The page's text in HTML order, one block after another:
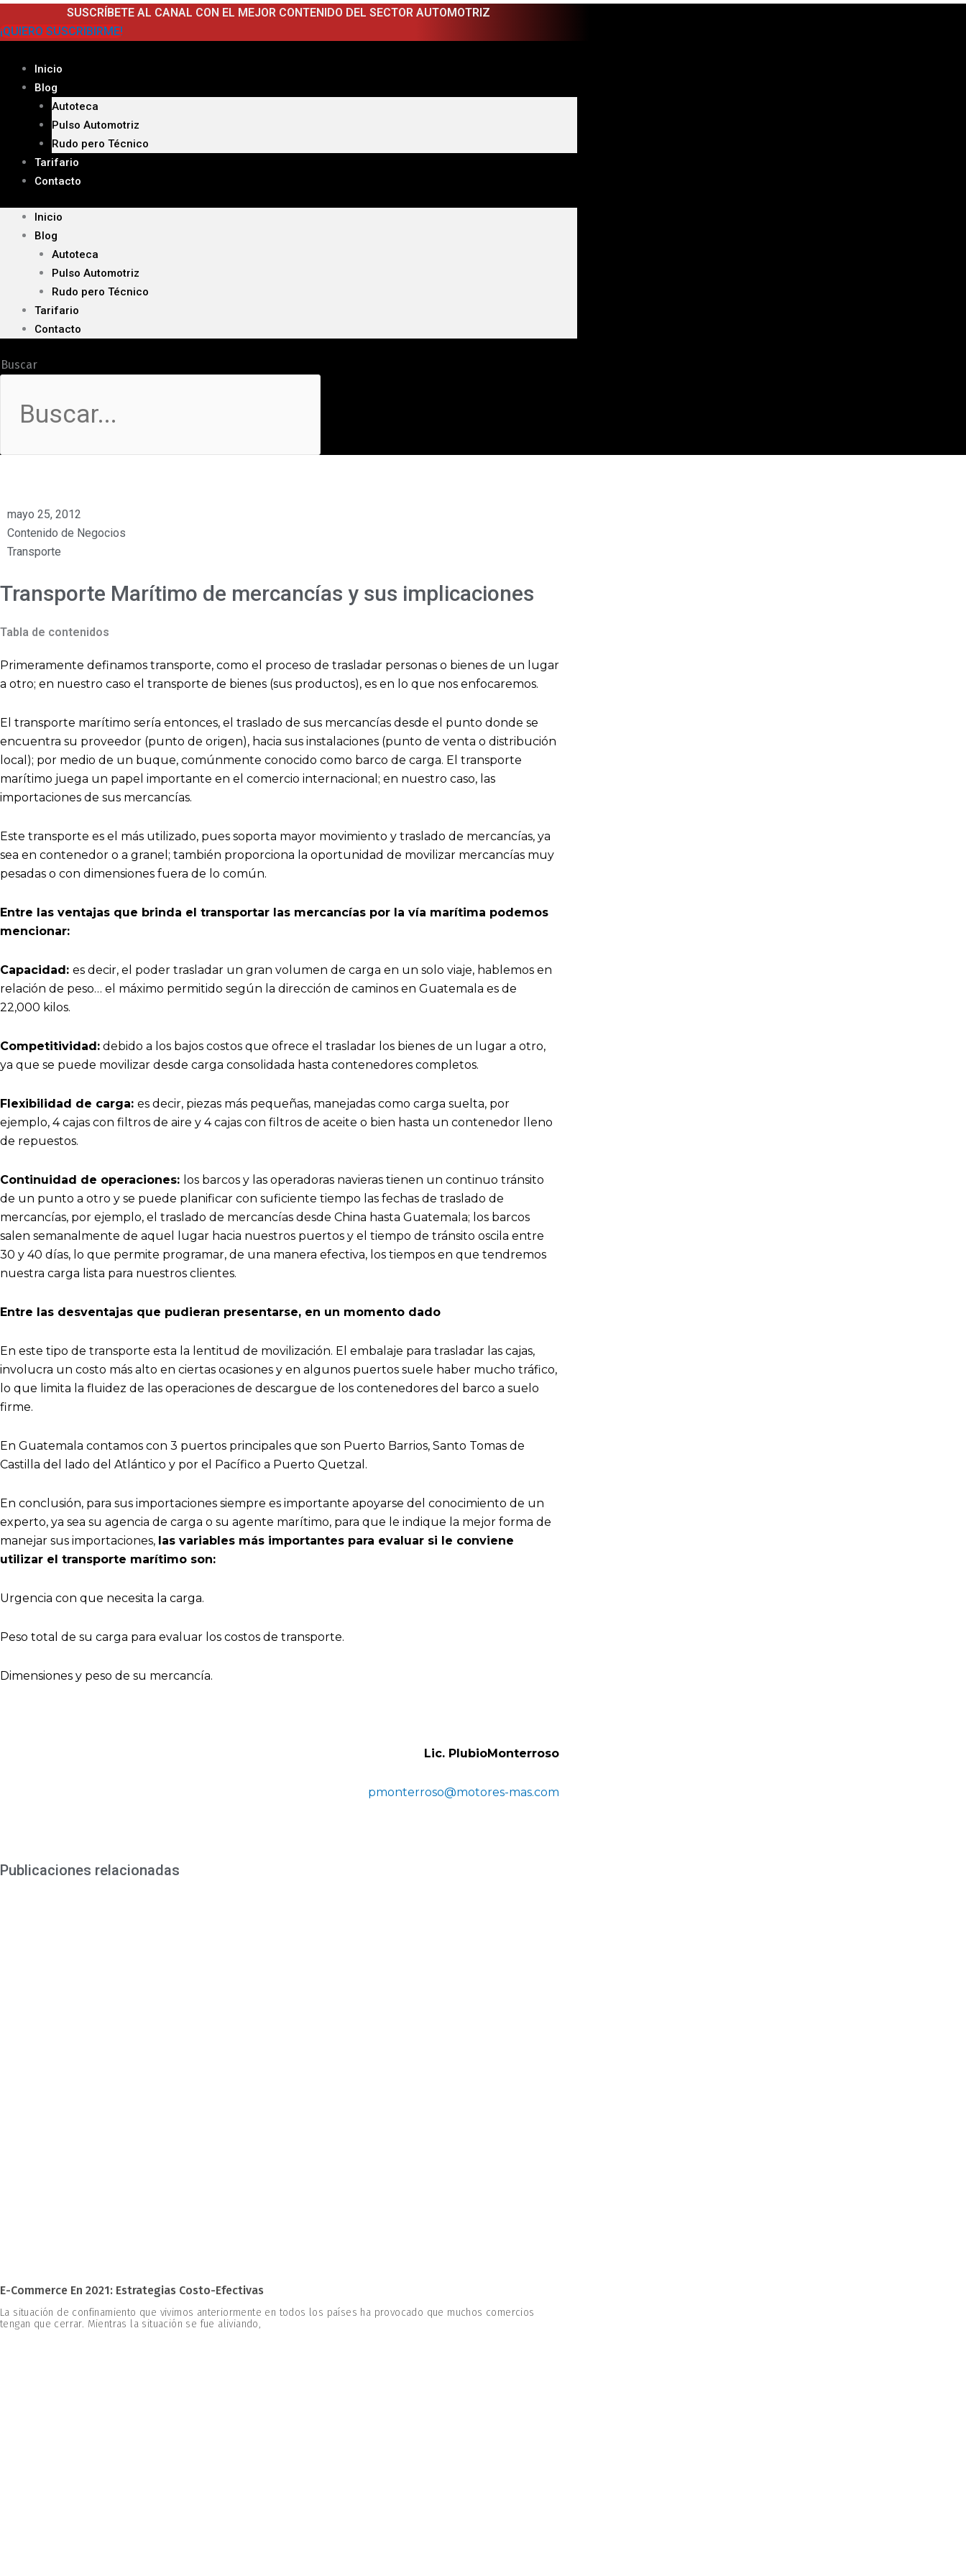
Ir
al
contenido
SUSCRÍBETE AL CANAL CON EL MEJOR CONTENIDO DEL SECTOR AUTOMOTRIZ
¡QUIERO SUSCRIBIRME!
Inicio
Blog
Autoteca
Pulso Automotriz
Rudo pero Técnico
Tarifario
Contacto
Inicio
Blog
Autoteca
Pulso Automotriz
Rudo pero Técnico
Tarifario
Contacto
Buscar
mayo 25, 2012
Contenido de Negocios
Transporte
Transporte Marítimo de mercancías y sus implicaciones
Tabla de contenidos
Primeramente definamos transporte, como el proceso de trasladar personas o bienes de un lugar
a otro; en nuestro caso el transporte de bienes (sus productos), es en lo que nos enfocaremos.
El transporte marítimo sería entonces, el traslado de sus mercancías desde el punto donde se
encuentra su proveedor (punto de origen), hacia sus instalaciones (punto de venta o distribución
local); por medio de un buque, comúnmente conocido como barco de carga. El transporte
marítimo juega un papel importante en el comercio internacional; en nuestro caso, las
importaciones de sus mercancías.
Este transporte es el más utilizado, pues soporta mayor movimiento y traslado de mercancías, ya
sea en contenedor o a granel; también proporciona la oportunidad de movilizar mercancías muy
pesadas o con dimensiones fuera de lo común.
Entre las ventajas que brinda el transportar las mercancías por la vía marítima podemos
mencionar:
Capacidad: es decir, el poder trasladar un gran volumen de carga en un solo viaje, hablemos en
relación de peso… el máximo permitido según la dirección de caminos en Guatemala es de
22,000 kilos.
Competitividad: debido a los bajos costos que ofrece el trasladar los bienes de un lugar a otro,
ya que se puede movilizar desde carga consolidada hasta contenedores completos.
Flexibilidad de carga: es decir, piezas más pequeñas, manejadas como carga suelta, por
ejemplo, 4 cajas con filtros de aire y 4 cajas con filtros de aceite o bien hasta un contenedor lleno
de repuestos.
Continuidad de operaciones: los barcos y las operadoras navieras tienen un continuo tránsito
de un punto a otro y se puede planificar con suficiente tiempo las fechas de traslado de
mercancías, por ejemplo, el traslado de mercancías desde China hasta Guatemala; los barcos
salen semanalmente de aquel lugar hacia nuestros puertos y el tiempo de tránsito oscila entre
30 y 40 días, lo que permite programar, de una manera efectiva, los tiempos en que tendremos
nuestra carga lista para nuestros clientes.
Entre las desventajas que pudieran presentarse, en un momento dado
En este tipo de transporte esta la lentitud de movilización. El embalaje para trasladar las cajas,
involucra un costo más alto en ciertas ocasiones y en algunos puertos suele haber mucho tráfico,
lo que limita la fluidez de las operaciones de descargue de los contenedores del barco a suelo
firme.
En Guatemala contamos con 3 puertos principales que son Puerto Barrios, Santo Tomas de
Castilla del lado del Atlántico y por el Pacífico a Puerto Quetzal.
En conclusión, para sus importaciones siempre es importante apoyarse del conocimiento de un
experto, ya sea su agencia de carga o su agente marítimo, para que le indique la mejor forma de
manejar sus importaciones, las variables más importantes para evaluar si le conviene
utilizar el transporte marítimo son:
Urgencia con que necesita la carga.
Peso total de su carga para evaluar los costos de transporte.
Dimensiones y peso de su mercancía.
Lic. PlubioMonterroso
pmonterroso@motores-mas.com
Publicaciones relacionadas
E-Commerce En 2021: Estrategias Costo-Efectivas
La situación de confinamiento que vivimos anteriormente en todos los países ha provocado que muchos comercios
tengan que cerrar. Mientras la situación se fue aliviando,